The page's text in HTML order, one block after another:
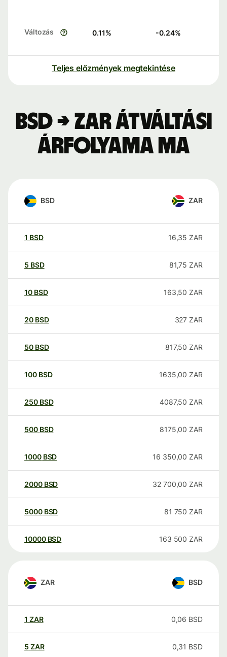
Változás 0.11% -0.24%
Teljes előzmények megtekintése
BSD → ZAR átváltási
árfolyama ma
BSD ZAR
1 BSD 16,35 ZAR
5 BSD 81,75 ZAR
10 BSD 163,50 ZAR
20 BSD 327 ZAR
50 BSD 817,50 ZAR
100 BSD 1635,00 ZAR
250 BSD 4087,50 ZAR
500 BSD 8175,00 ZAR
1000 BSD 16 350,00 ZAR
2000 BSD 32 700,00 ZAR
5000 BSD 81 750 ZAR
10000 BSD 163 500 ZAR
ZAR BSD
1 ZAR 0,06 BSD
5 ZAR 0,31 BSD